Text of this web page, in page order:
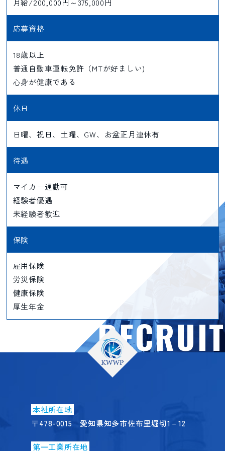
月給/200,000円～375,000円
応募資格
18歳以上
普通自動車運転免許（MTが好ましい)
心身が健康である
休日
日曜、祝日、土曜、GW、お盆正月連休有
待遇
マイカー通勤可
経験者優遇
未経験者歓迎
保険
雇用保険
労災保険
健康保険
厚生年金
RECRUIT
本社所在地
〒478-0015 愛知県知多市佐布里堀切1－12
第一工業所在地